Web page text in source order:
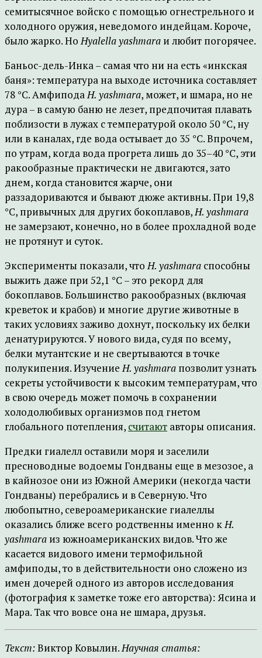
семитысячное войско с помощью огнестрельного и
холодного оружия, неведомого индейцам. Короче,
было жарко. НоHyalella yashmara и любит погорячее.
Баньос-дель-Инка – самая что ни на есть «инкская
баня»: температура на выходе источника составляет
78 °C. АмфиподаH. yashmara, может, и шмара, но не
дура – в самую баню не лезет, предпочитая плавать
поблизости в лужах с температурой около 50 °C, ну
или в каналах, где вода остывает до 35 °C. Впрочем,
по утрам, когда вода прогрета лишь до 35–40 °C, эти
ракообразные практически не двигаются, зато
днем, когда становится жарче, они
раззадориваются и бывают дюже активны. При 19,8
°C, привычных для других бокоплавов,H. yashmara
не замерзают, конечно, но в более прохладной воде
не протянут и суток.
Эксперименты показали, чтоH. yashmara способны
выжить даже при 52,1 °C – это рекорд для
бокоплавов. Большинство ракообразных (включая
креветок и крабов) и многие другие животные в
таких условиях заживо дохнут, поскольку их белки
денатурируются. У нового вида, судя по всему,
белки мутантские и не свертываются в точке
полукипения. ИзучениеH. yashmara позволит узнать
секреты устойчивости к высоким температурам, что
в свою очередь может помочь в сохранении
холодолюбивых организмов под гнетом
глобального потепления, считают авторы описания.
Предки гиалелл оставили моря и заселили
пресноводные водоемы Гондваны еще в мезозое, а
в кайнозое они из Южной Америки (некогда части
Гондваны) перебрались и в Северную. Что
любопытно, североамериканские гиалеллы
оказались ближе всего родственны именно кH.
yashmara из южноамериканских видов. Что же
касается видового имени термофильной
амфиподы, то в действительности оно сложено из
имен дочерей одного из авторов исследования
(фотография к заметке тоже его авторства): Ясина и
Мара. Так что вовсе она не шмара, друзья.
Текст:Виктор Ковылин.Научная статья: